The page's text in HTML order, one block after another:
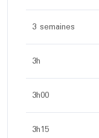
3 semaines
3h
3h00
3h15